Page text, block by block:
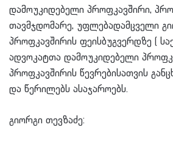
დამოუკიდებელი პროფკავშირი,
თავმჯდომარე, უფლებადამცველი
პროფკავშირის ფეისბუგვერდზე (
ადვოკატთა დამოუკიდებელი
პროფკავშირის წევრებისათვის
და წერილებს ასაჯაროებს.
გიორგი თევზაძე: